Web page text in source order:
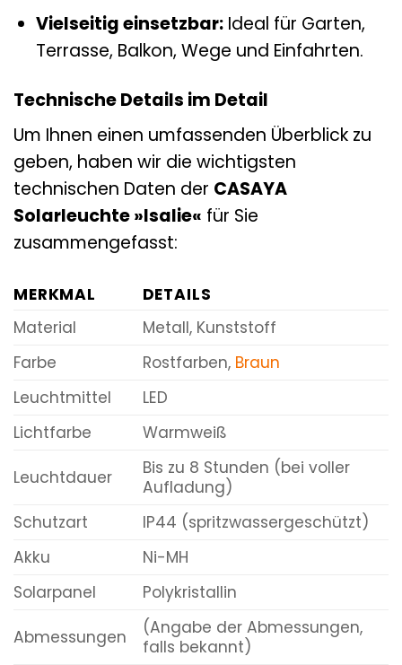
Vielseitig einsetzbar:Ideal für Garten,
Terrasse, Balkon, Wege und Einfahrten.
Technische Details im Detail
Um Ihnen einen umfassenden Überblick zu
geben, haben wir die wichtigsten
technischen Daten der CASAYA
Solarleuchte »Isalie« für Sie
zusammengefasst:
MERKMAL
DETAILS
Material
Metall, Kunststoff
Farbe
Rostfarben, Braun
Leuchtmittel
LED
Lichtfarbe
Warmweiß
Leuchtdauer
Bis zu 8 Stunden (bei voller
Aufladung)
Schutzart
IP44 (spritzwassergeschützt)
Akku
Ni-MH
Solarpanel
Polykristallin
Abmessungen
(Angabe der Abmessungen,
falls bekannt)